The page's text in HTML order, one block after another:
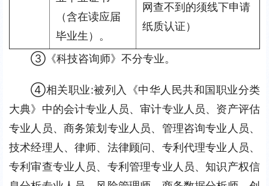
（含在读应届
毕业生）。
网查不到的须线下申请
纸质认证）
③《科技咨询师》不分专业。
④相关职业:被列入《中华人民共和国职业分类
大典》中的会计专业人员、审计专业人员、资产评估
专业人员、商务策划专业人员、管理咨询专业人员、
技术经理人、律师、法律顾问、专利代理专业人员、
专利审查专业人员、专利管理专业人员、知识产权信